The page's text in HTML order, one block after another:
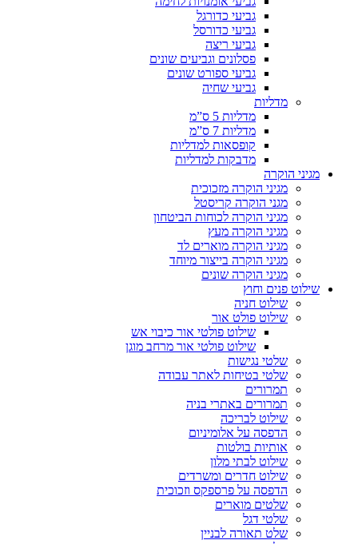
גביעי כדורגל
גביעי כדורסל
גביעי ריצה
פסלונים וגביעים שונים
גביעי ספורט שונים
גביעי שחיה
מדליות
מדליות 5 ס”מ
מדליות 7 ס”מ
קופסאות למדליות
מדבקות למדליות
מגיני הוקרה
מגיני הוקרה מזכוכית
מגני הוקרה קריסטל
מגיני הוקרה לכוחות הביטחון
מגיני הוקרה מעץ
מגיני הוקרה מוארים לד
מגיני הוקרה בייצור מיוחד
מגיני הוקרה שונים
שילוט פנים וחוץ
שילוט חניה
שילוט פולט אור
שילוט פולטי אור כיבוי אש
שילוט פולטי אור מרחב מוגן
שלטי נגישות
שלטי בטיחות לאתר עבודה
תמרורים
תמרורים באתרי בניה
שילוט לבריכה
הדפסה על אלומיניום
אותיות בולטות
שילוט לבתי מלון
שילוט חדרים ומשרדים
הדפסה על פרספקס וזכוכית
שלטים מוארים
שלטי דגל
שלט תאורה לבניין